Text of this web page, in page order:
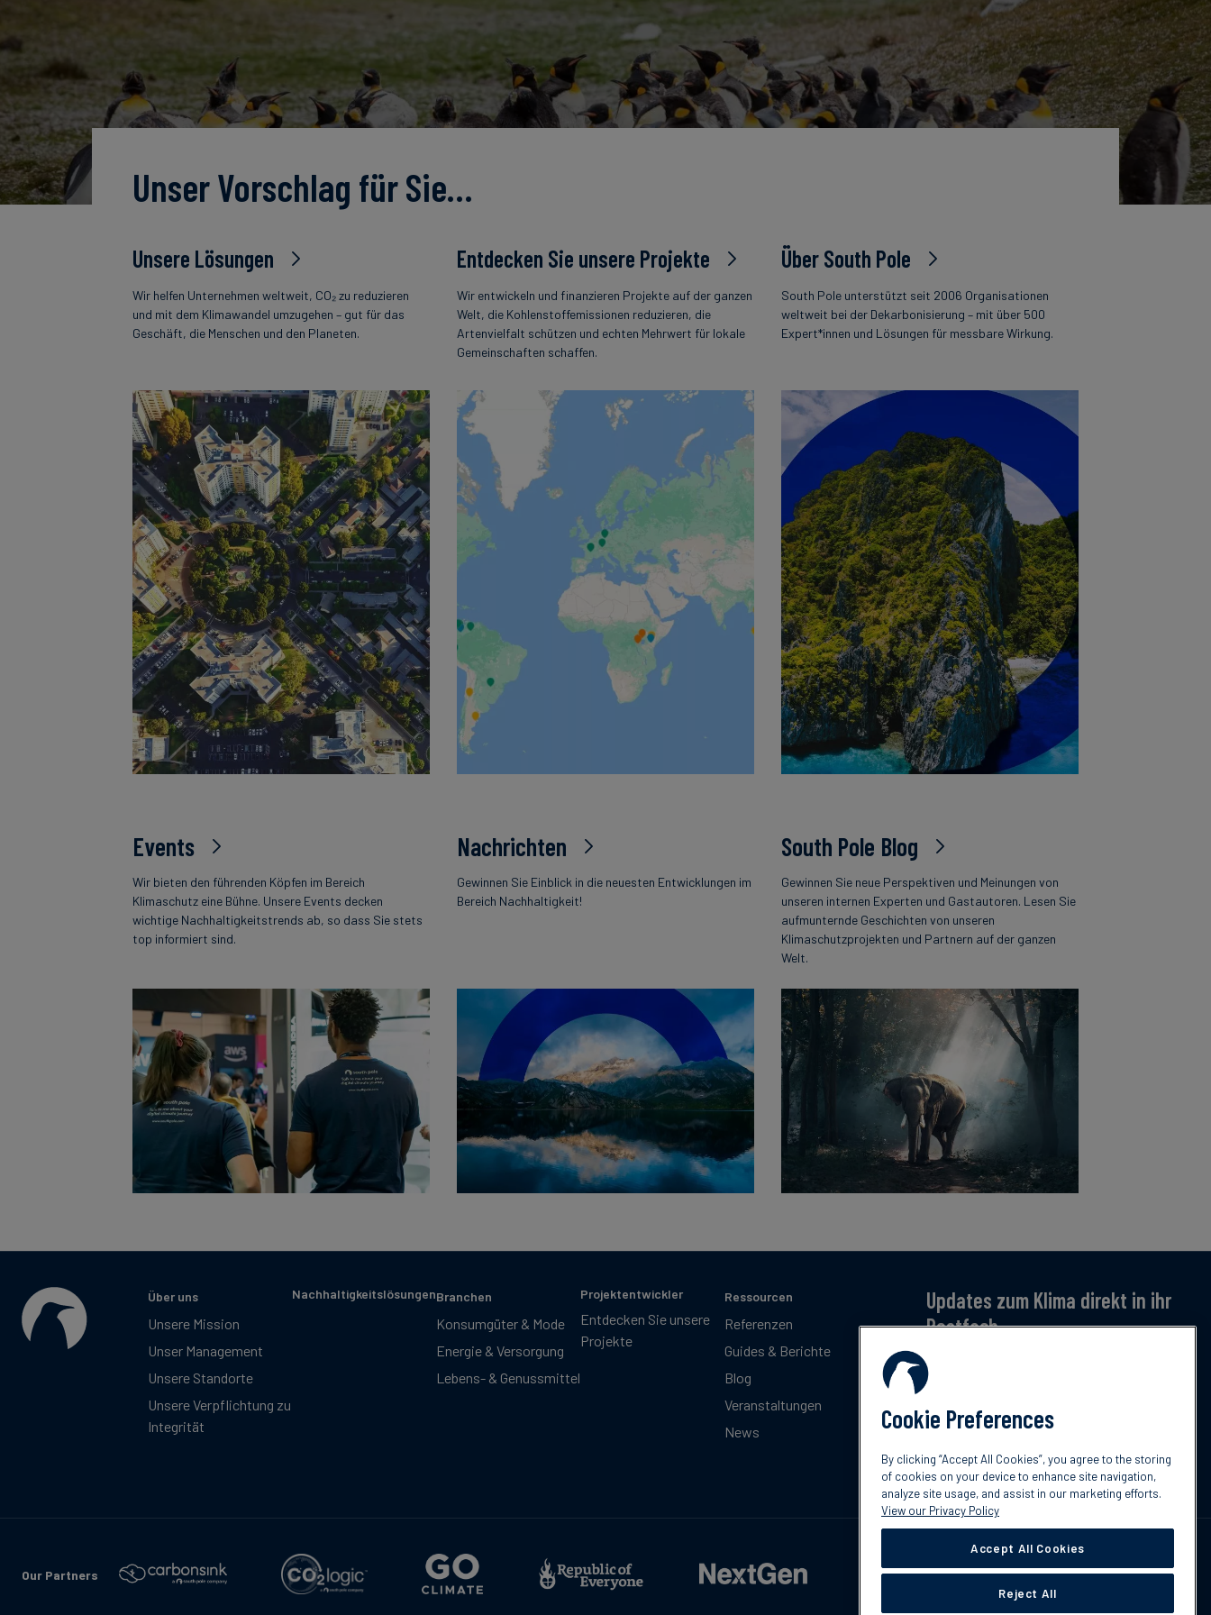
Unser Vorschlag für Sie…
Unsere Lösungen
Wir helfen Unternehmen weltweit, CO₂ zu reduzieren
und mit dem Klimawandel umzugehen – gut für das
Geschäft, die Menschen und den Planeten.
Entdecken Sie unsere Projekte
Wir entwickeln und finanzieren Projekte auf der ganzen
Welt, die Kohlenstoffemissionen reduzieren, die
Artenvielfalt schützen und echten Mehrwert für lokale
Gemeinschaften schaffen.
Über South Pole
South Pole unterstützt seit 2006 Organisationen
weltweit bei der Dekarbonisierung – mit über 500
Expert*innen und Lösungen für messbare Wirkung.
Events
Wir bieten den führenden Köpfen im Bereich
Klimaschutz eine Bühne. Unsere Events decken
wichtige Nachhaltigkeitstrends ab, so dass Sie stets
top informiert sind.
Nachrichten
Gewinnen Sie Einblick in die neuesten Entwicklungen im
Bereich Nachhaltigkeit!
South Pole Blog
Gewinnen Sie neue Perspektiven und Meinungen von
unseren internen Experten und Gastautoren. Lesen Sie
aufmunternde Geschichten von unseren
Klimaschutzprojekten und Partnern auf der ganzen
Welt.
English
Über uns
Unsere Mission
Unser Management
Unsere Standorte
Unsere Verpflichtung zu
Integrität
NachhaltigkeitslösungenBranchen
Konsumgüter & Mode
Energie & Versorgung
Lebens- & Genussmittel
Projektentwickler
Entdecken Sie unsere
Projekte
Ressourcen
Referenzen
Guides & Berichte
Blog
Veranstaltungen
News
Updates zum Klima direkt in ihr
Postfach
Jetzt anmelden – für monatliche Updates zu
Klimatrends, Regulierung und Innovation.
Jetzt abonnieren
Our Partners
Cookie Preferences
By clicking “Accept All Cookies”, you agree to the storing
of cookies on your device to enhance site navigation,
analyze site usage, and assist in our marketing efforts.
View our Privacy Policy
Accept All Cookies
Reject All